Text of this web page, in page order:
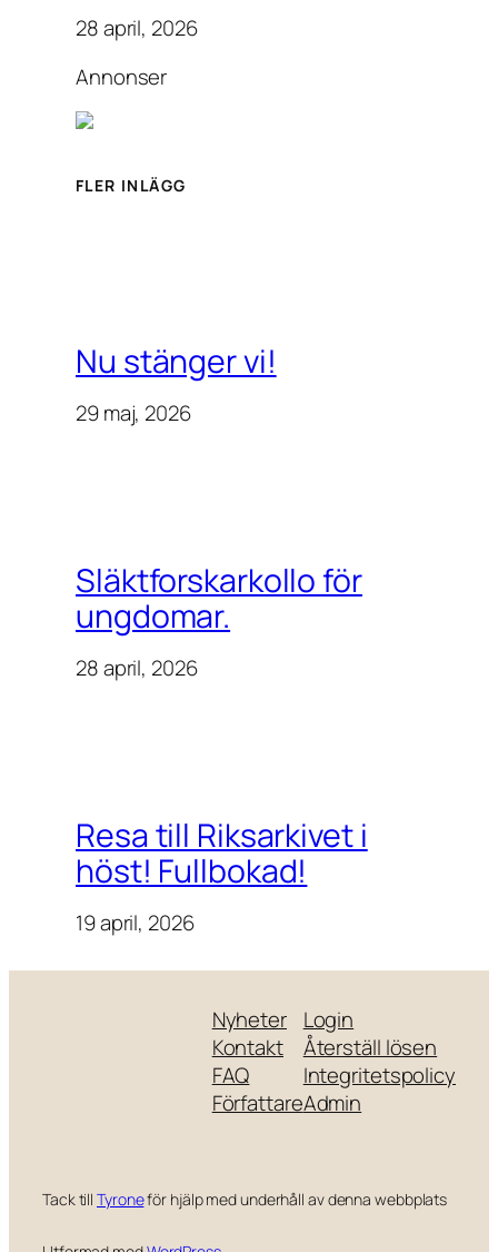
28 april, 2026
Annonser
FLER INLÄGG
Nu stänger vi!
29 maj, 2026
Släktforskarkollo för
ungdomar.
28 april, 2026
Resa till Riksarkivet i
höst! Fullbokad!
19 april, 2026
Nyheter
Kontakt
FAQ
Författare
Login
Återställ lösen
Integritetspolicy
Admin
Tack tillTyroneför hjälp med underhåll av denna webbplats